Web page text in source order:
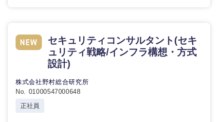
セキュリティコンサルタント(セキ
ュリティ戦略/インフラ構想・方式
設計)
株式会社野村総合研究所
No. 01000547000648
正社員